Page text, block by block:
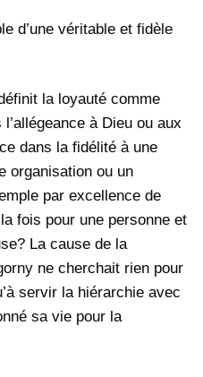
d’une véritable et fidèle
la loyauté comme
à Dieu ou aux
dans la fidélité à une
organisation ou un
par excellence de
fois pour une personne et
La cause de la
ne cherchait rien pour
servir la hiérarchie avec
sa vie pour la